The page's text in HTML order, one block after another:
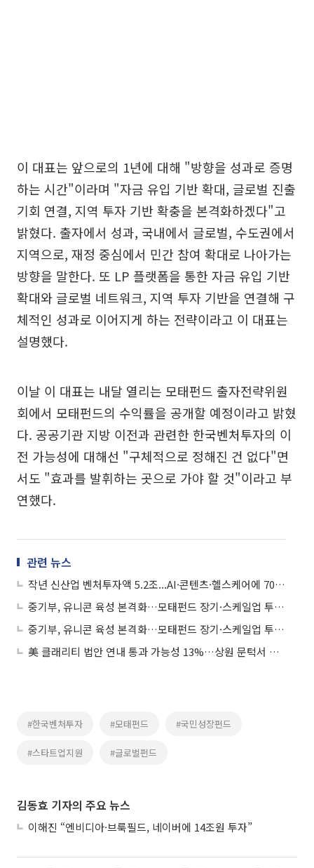
이 대표는 앞으로의 1년에 대해 "방향을 성과로 증명
하는 시간"이라며 "자금 유입 기반 확대, 글로벌 진출
기회 연결, 지역 투자 기반 확충을 본격화하겠다"고
밝혔다. 출자에서 성과, 국내에서 글로벌, 수도권에서
지역으로, 재정 중심에서 민간 참여 확대로 나아가는
방향을 말한다. 또 LP 플랫폼을 통한 자금 유입 기반
확대와 글로벌 네트워크, 지역 투자 기반을 연결해 구
체적인 성과로 이어지게 하는 전략이라고 이 대표는
설명했다.
이날 이 대표는 내달 열리는 모태펀드 출자전략위원
회에서 모태펀드의 수익률을 공개할 예정이라고 밝혔
다. 공공기관 지방 이전과 관련한 한국벤처투자의 이
전 가능성에 대해선 "구체적으로 정해진 건 없다"면
서도 "효과를 발휘하는 곳으로 가야 할 것"이라고 부
연했다.
관련 뉴스
작년 신산업 벤처투자액 5.2조...AI·콘텐츠·헬스케어에 70% 쏠려
중기부, 유니콘 육성 본격화…모태펀드 장기·스케일업 투자 확대 논의
중기부, 유니콘 육성 본격화…모태펀드 장기·스케일업 투자 확대 논의
美 클래리티 법안 연내 통과 가능성 13%…상원 문턱서 제동
#한국벤처투자 #모태펀드 #국민성장펀드
#스타트업지원 #글로벌펀드
김동효 기자의 주요 뉴스
이해진 “엔비디아·브룩필드, 네이버에 14조원 투자”